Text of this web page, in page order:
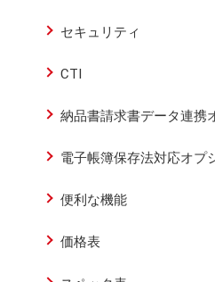
セキュリティ
CTI
納品書請求書データ連携
電子帳簿保存法対応オプ
便利な機能
価格表